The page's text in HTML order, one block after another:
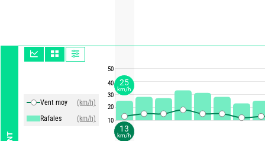
Vent moy
(km/h)
Rafales
(km/h)
50
40
30
20
10
13
km/h
25
km/h